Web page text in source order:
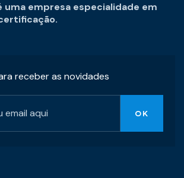
uma empresa especialidade em
receber as novidades